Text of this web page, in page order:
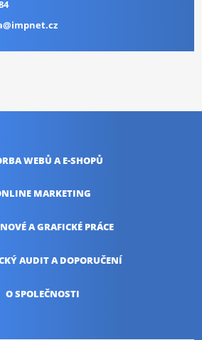
WEBŮ A E-SHOPŮ
MARKETING
AGRAFICKÉ PRÁCE
AUDITA DOPORUČENÍ
O SPOLEČNOSTI